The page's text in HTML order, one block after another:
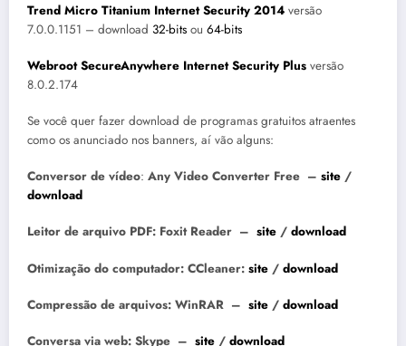
Trend Micro Titanium Internet Security 2014 versão
7.0.0.1151 – download 32-bits ou 64-bits
Webroot SecureAnywhere Internet Security Plus versão
8.0.2.174
Se você quer fazer download de programas gratuitos atraentes
como os anunciado nos banners, aí vão alguns:
Conversor de vídeo: Any Video Converter Free – site /
download
Leitor de arquivo PDF: Foxit Reader – site / download
Otimização do computador: CCleaner: site / download
Compressão de arquivos: WinRAR – site / download
Conversa via web: Skype – site / download